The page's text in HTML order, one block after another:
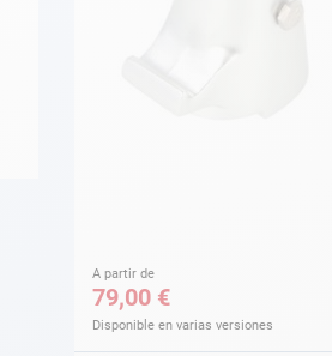
A partir de
79,00 €
Disponible en varias versiones